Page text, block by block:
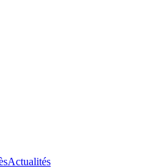
Actualités